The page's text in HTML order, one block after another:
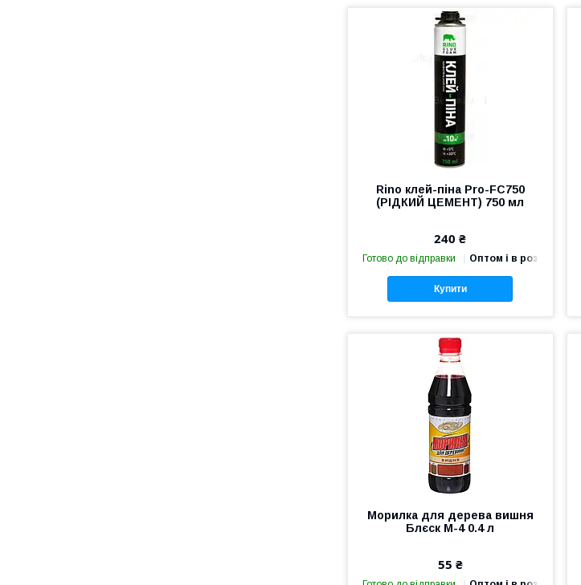
Rino клей-піна Pro-FС750
(РІДКИЙ ЦЕМЕНТ) 750 мл
240 ₴
Готово до відправки Оптом і в роздріб
Купити
Морилка для дерева вишня
Блєск М-4 0.4 л
55 ₴